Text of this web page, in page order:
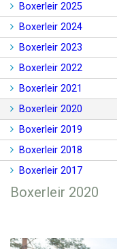
Boxerleir 2025
Boxerleir 2024
Boxerleir 2023
Boxerleir 2022
Boxerleir 2021
Boxerleir 2020
Boxerleir 2019
Boxerleir 2018
Boxerleir 2017
Boxerleir 2020